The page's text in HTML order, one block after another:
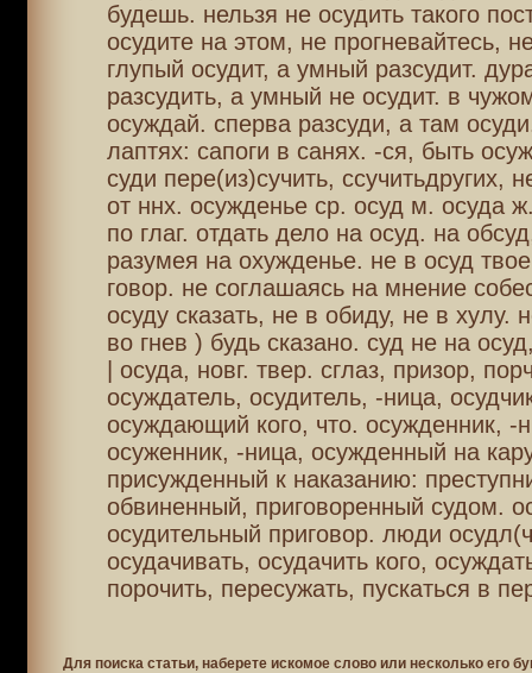
будешь. нельзя не осудить такого
осудите на этом, не прогневайтесь,
глупый осудит, а умный разсудит.
разсудить, а умный не осудит. в
осуждай. сперва разсуди, а там
лаптях: сапоги в санях. -ся, быть
суди пере(из)сучить, ссучитьдругих,
от ннх. осужденье ср. осуд м. осуда
по глаг. отдать дело на осуд. на
разумея на охужденье. не в осуд
говор. не соглашаясь на мнение
осуду сказать, не в обиду, не в хулу.
во гнев ) будь сказано. суд не на
| осуда, новг. твер. сглаз, призор,
осуждатель, осудитель, -ница,
осуждающий кого, что. осужденник, -
осуженник, -ница, осужденный на
присужденный к наказанию:
обвиненный, приговоренный судом.
осудительный приговор. люди
осудачивать, осудачить кого,
порочить, пересужать, пускаться в
Для поиска статьи, наберете искомое слово или несколько его